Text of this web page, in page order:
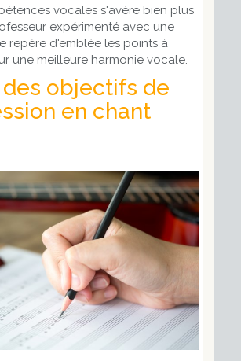
vocales s'avère bien plus
expérimenté avec une
repère d'emblée les points à
une meilleure harmonie vocale.
des objectifs de
en chant